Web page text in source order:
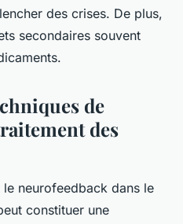
des crises. De plus,
secondaires souvent
de
des
neurofeedback dans le
constituer une